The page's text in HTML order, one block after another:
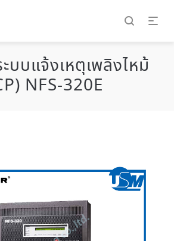
บบแจ้งเหตุเพลิงไหม้
NFS-320E